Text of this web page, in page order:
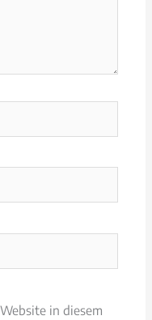
in diesem